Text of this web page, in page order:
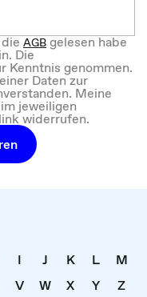
dieAGBgelesen habe
Die
Kenntnis genommen.
Daten zur
Meine
jeweiligen
widerrufen.
I J K L
M
V W X Y
Z